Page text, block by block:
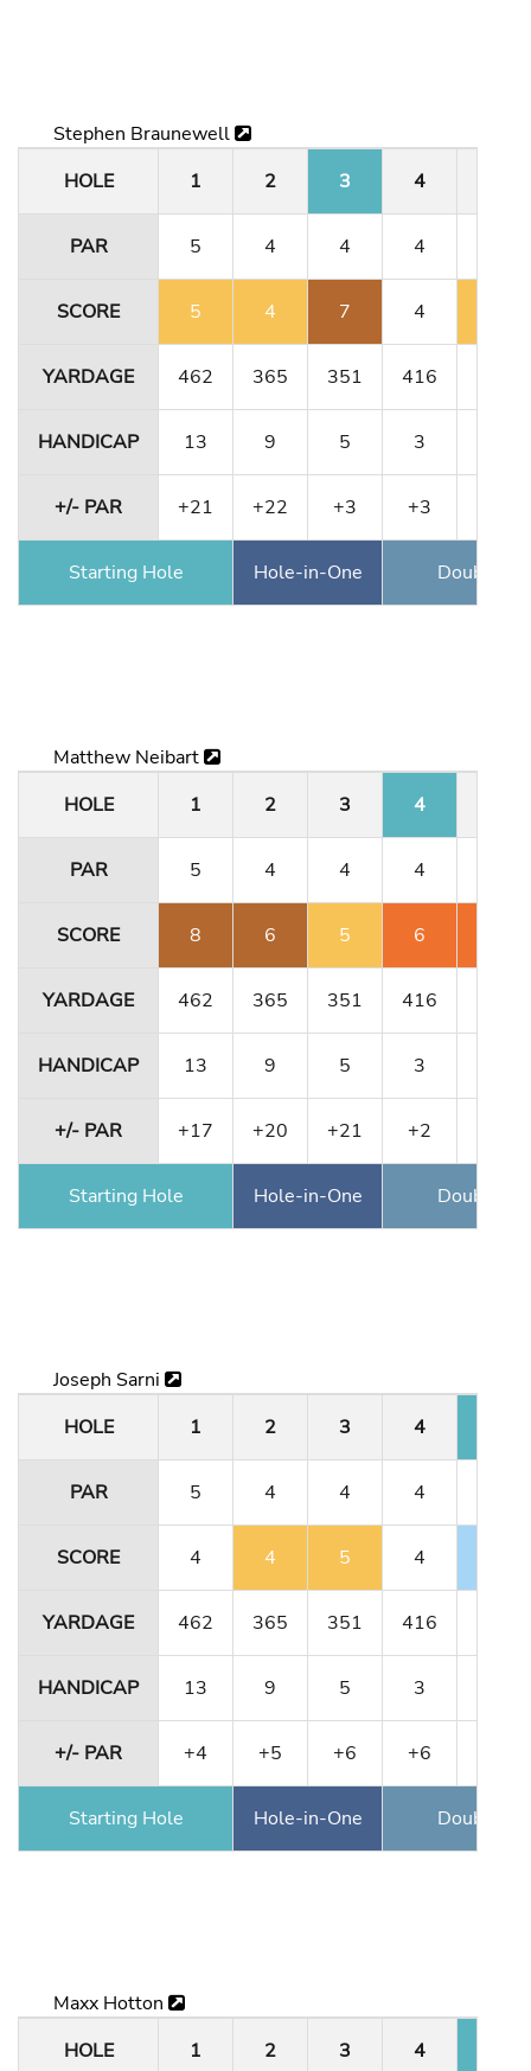
Stephen Braunewell
HOLE
1 2 3 4
PAR 5 4 4 4
SCORE 5 4 7 4
YARDAGE 462 365 351 416
HANDICAP 13 9 5 3
+/- PAR +21 +22 +3 +3
Starting Hole Hole-in-One Double
Matthew Neibart
HOLE
1 2 3 4
PAR 5 4 4 4
SCORE 8 6 5 6
YARDAGE 462 365 351 416
HANDICAP 13 9 5 3
+/- PAR +17 +20 +21 +2
Starting Hole Hole-in-One Double
Joseph Sarni
HOLE
1 2 3 4
PAR 5 4 4 4
SCORE 4 4 5 4
YARDAGE 462 365 351 416
HANDICAP 13 9 5 3
+/- PAR +4 +5 +6 +6
Starting Hole Hole-in-One Double
Maxx Hotton
HOLE
1 2 3 4